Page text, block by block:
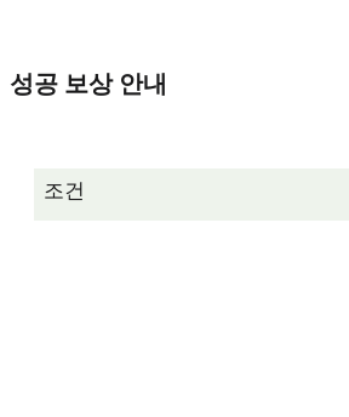
성공 보상 안내
조건